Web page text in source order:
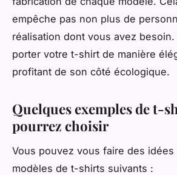
empêche pas non plus de
réalisation dont vous avez
porter votre t-shirt de manière
profitant de son côté écologique.
Quelques exemples de t-
pourrez choisir
Vous pouvez vous faire des
modèles de t-shirts suivants :